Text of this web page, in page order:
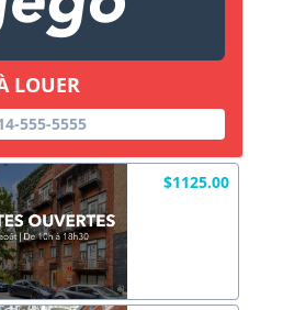
LOUER
555-5555
$1125.00
X Fermer Envoyez